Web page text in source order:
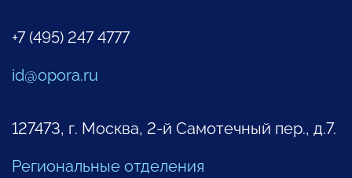
+7 (495) 247 4777
id@opora.ru
127473, г. Москва, 2-й Самотечный пер., д.7.
Региональные отделения